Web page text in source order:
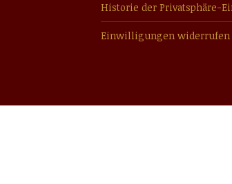
Historie der Privatsphäre-
Einwilligungen widerrufen